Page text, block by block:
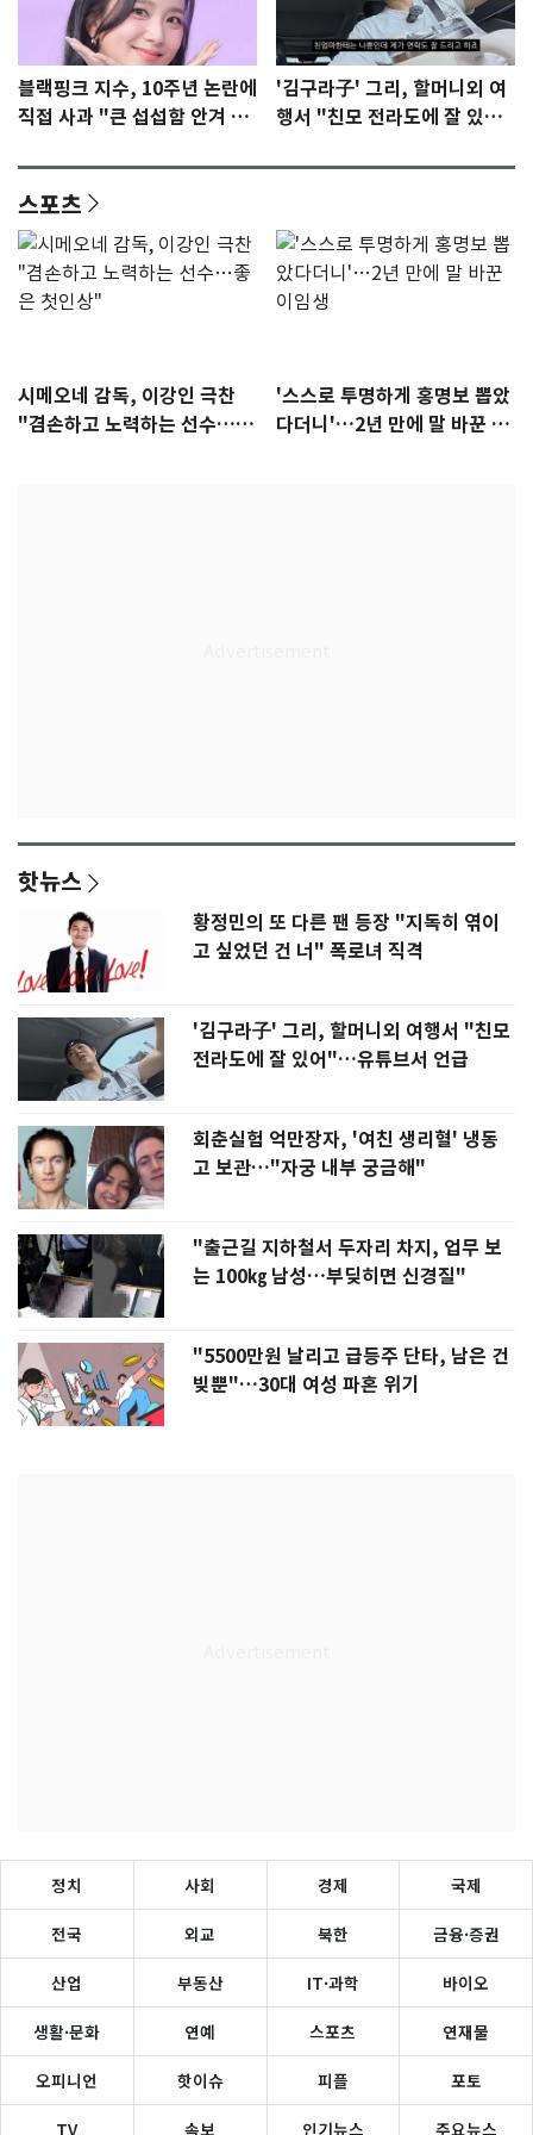
블랙핑크 지수, 10주년 논란에
직접 사과 "큰 섭섭함 안겨 미
'김구라子' 그리, 할머니외 여
행서 "친모 전라도에 잘 있
스포츠
시메오네 감독, 이강인 극찬
"겸손하고 노력하는 선수…좋
'스스로 투명하게 홍명보 뽑았
다더니'…2년 만에 말 바꾼 이
핫뉴스
황정민의 또 다른 팬 등장 "지독히 엮이
고 싶었던 건 너" 폭로녀 직격
'김구라子' 그리, 할머니외 여행서 "친모
전라도에 잘 있어"…유튜브서 언급
회춘실험 억만장자, '여친 생리혈' 냉동
고 보관…"자궁 내부 궁금해"
"출근길 지하철서 두자리 차지, 업무 보
는 100㎏ 남성…부딪히면 신경질"
"5500만원 날리고 급등주 단타, 남은 건
빚뿐"…30대 여성 파혼 위기
정치 사회 경제 국제
전국 외교 북한 금융·증권
산업 부동산 IT·과학 바이오
생활·문화 연예 스포츠 연재물
오피니언 핫이슈 피플 포토
TV 속보 인기뉴스 주요뉴스